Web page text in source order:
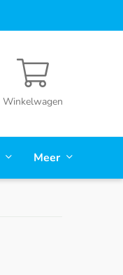
Winkelwagen
Meer